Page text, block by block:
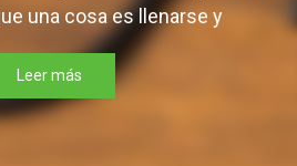
una cosa es llenarse y
Leer más